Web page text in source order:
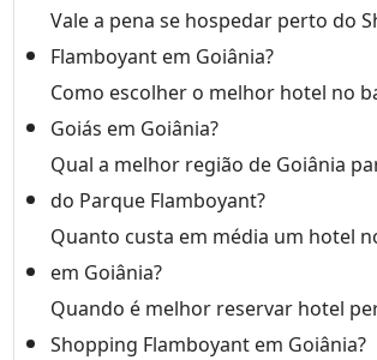
Vale a pena se hospedar perto do
Flamboyant em Goiânia?
Como escolher o melhor hotel no
Goiás em Goiânia?
Qual a melhor região de Goiânia
do Parque Flamboyant?
Quanto custa em média um hotel
em Goiânia?
Quando é melhor reservar hotel
Shopping Flamboyant em Goiânia?